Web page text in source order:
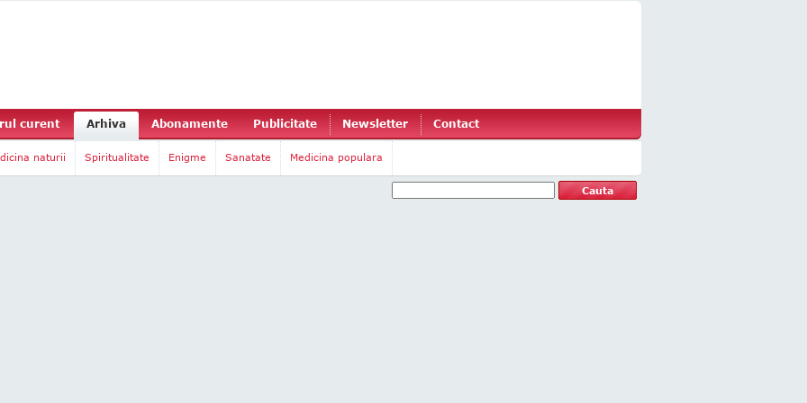
curent Arhiva Abonamente Publicitate Newsletter Contact
naturii Spiritualitate Enigme Sanatate Medicina populara